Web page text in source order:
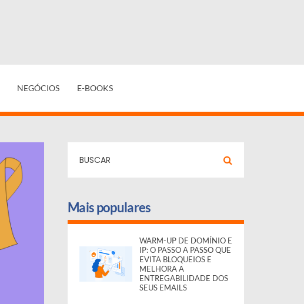
NEGÓCIOS E-BOOKS
Mais populares
WARM-UP DE DOMÍNIO E
IP: O PASSO A PASSO QUE
EVITA BLOQUEIOS E
MELHORA A
ENTREGABILIDADE DOS
SEUS EMAILS